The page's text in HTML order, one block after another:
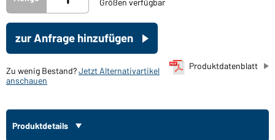
Größen verfügbar
zur Anfrage hinzufügen
Produktdatenblatt
Zu wenig Bestand?Jetzt Alternativartikel
anschauen
Produktdetails